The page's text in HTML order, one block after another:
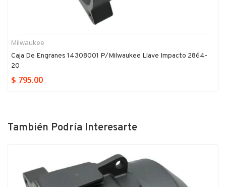
Milwaukee
Caja De Engranes 14308001 P/milwaukee Llave Impacto 2864-
20
$ 795.00
También Podría Interesarte